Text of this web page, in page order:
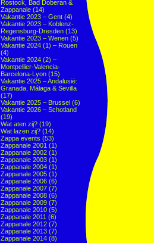
Rostock, Bad Doberan &
Zappanale (14)
Vakantie 2023 – Gent (4)
Vakantie 2023 – Koblenz-
Regensburg-Dresden (13)
Vakantie 2023 – Wenen (5)
Vakantie 2024 (1) – Rouen
(4)
Vakantie 2024 (2) –
Montpellier-Valencia-
Barcelona-Lyon (15)
Vakantie 2025 – Andalusië:
Granada, Málaga & Sevilla
(17)
Vakantie 2025 – Brussel (6)
Vakantie 2026 – Schotland
(19)
Wat aten zij? (19)
Wat lazen zij? (14)
Zappa events (53)
Zappanale 2001 (1)
Zappanale 2002 (1)
Zappanale 2003 (1)
Zappanale 2004 (1)
Zappanale 2005 (1)
Zappanale 2006 (6)
Zappanale 2007 (7)
Zappanale 2008 (6)
Zappanale 2009 (7)
Zappanale 2010 (5)
Zappanale 2011 (6)
Zappanale 2012 (7)
Zappanale 2013 (7)
Zappanale 2014 (8)